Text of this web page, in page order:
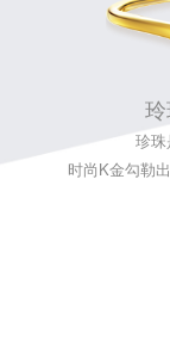
珍
时尚K金勾勒